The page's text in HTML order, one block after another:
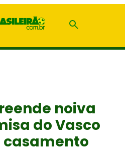
noiva
do Vasco
casamento